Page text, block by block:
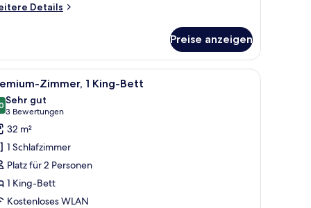
Details
Einzelbetten
Preise anzeigen
schallisolierte Zimmer Ein modernes Hotelzimmer mit einem
5 Zimmer, 1 King-Bett
von 10
Sehr gut
3 Bewertungen
(3
Bewertungen)
32 m²
1 Schlafzimmer
Platz für 2 Personen
1 King-Bett
Kostenloses WLAN